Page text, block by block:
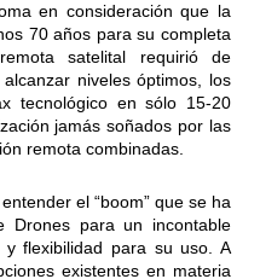
en consideración que la
70 años para su completa
satelital requirió de
niveles óptimos, los
tecnológico en sólo 15-20
jamás soñados por las
remota combinadas.
el “boom” que se ha
Drones para un incontable
y flexibilidad para su uso. A
existentes en materia